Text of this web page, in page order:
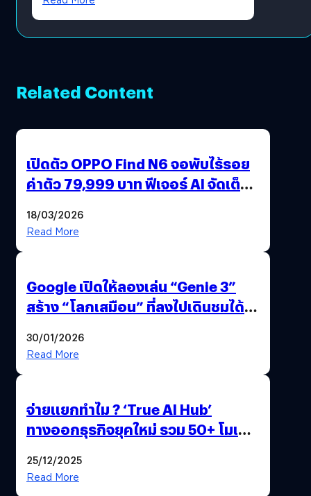
Related Content
เปิดตัว OPPO Find N6 จอพับไร้รอย
ค่าตัว 79,999 บาท ฟีเจอร์ AI จัดเต็ม
18/03/2026
Read More
Google เปิดให้ลองเล่น “Genie 3”
สร้าง “โลกเสมือน” ที่ลงไปเดินชมได้
30/01/2026
Read More
จ่ายแยกทำไม ? ‘True AI Hub’
ทางออกธุรกิจยุคใหม่ รวม 50+ โมเดล
25/12/2025
Read More